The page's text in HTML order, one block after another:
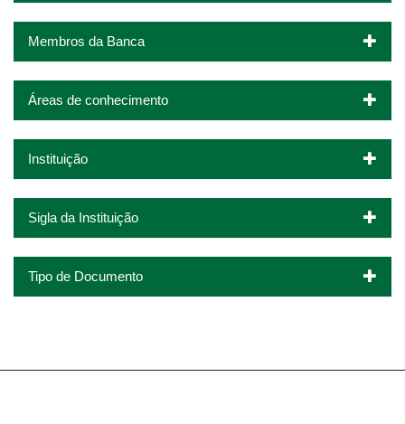
Membros da Banca
Áreas de conhecimento
Instituição
Sigla da Instituição
Tipo de Documento